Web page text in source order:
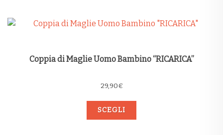
Coppia di Maglie Uomo Bambino “RICARICA”
29,90€
SCEGLI